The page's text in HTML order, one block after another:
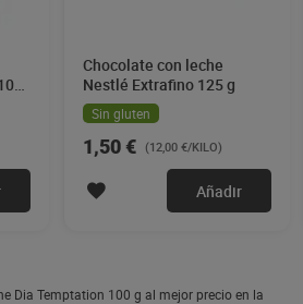
Chocolate con leche
Nestlé Extrafino 125 g
Sin gluten
1,50 € (12,00 €/KILO)
Añadir
Dia Temptation 100 g al mejor precio en la